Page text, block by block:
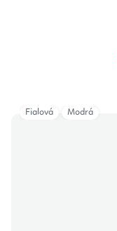
Fialová Modrá